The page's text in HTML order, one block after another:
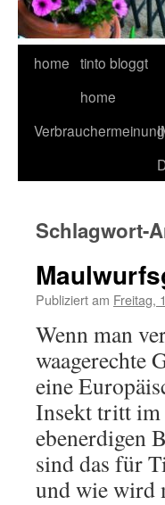
home tinto bloggt
home
Verbrauchermeinung
Schlagwort-
Publiziert am Freitag,
Wenn man
waagerechte
eine
Insekt tritt im
ebenerdigen
sind das für
und wie wird